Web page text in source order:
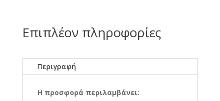
Επιπλέον πληροφορίες
Περιγραφή
Η προσφορά περιλαμβάνει: